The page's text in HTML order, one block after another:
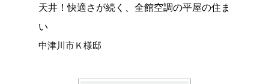
天井！快適さが続く、全館空調の平屋の住ま
い
中津川市Ｋ様邸